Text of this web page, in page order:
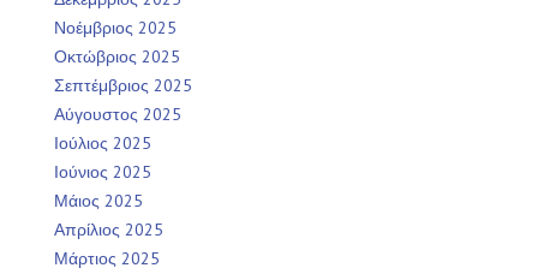
Νοέμβριος 2025
Οκτώβριος 2025
Σεπτέμβριος 2025
Αύγουστος 2025
Ιούλιος 2025
Ιούνιος 2025
Μάιος 2025
Απρίλιος 2025
Μάρτιος 2025